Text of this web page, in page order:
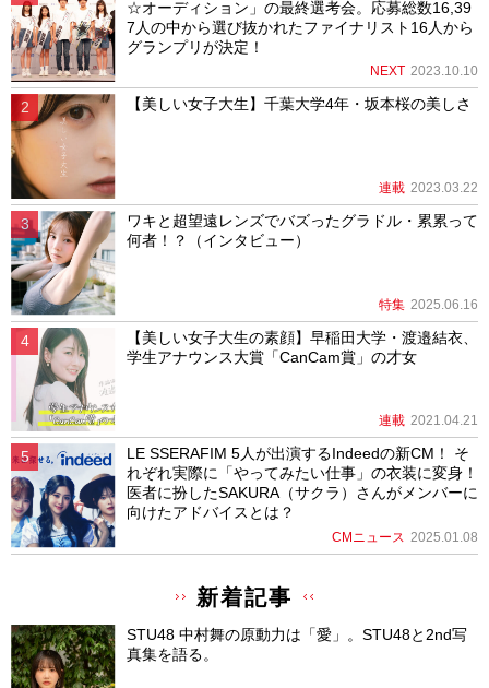
☆オーディション」の最終選考会。応募総数16,39
7人の中から選び抜かれたファイナリスト16人から
グランプリが決定！
NEXT 2023.10.10
【美しい女子大生】千葉大学4年・坂本桜の美しさ
連載 2023.03.22
ワキと超望遠レンズでバズったグラドル・累累って
何者！？（インタビュー）
特集 2025.06.16
【美しい女子大生の素顔】早稲田大学・渡邉結衣、
学生アナウンス大賞「CanCam賞」の才女
連載 2021.04.21
LE SSERAFIM 5人が出演するIndeedの新CM！ そ
れぞれ実際に「やってみたい仕事」の衣装に変身！
医者に扮したSAKURA（サクラ）さんがメンバーに
向けたアドバイスとは？
CMニュース 2025.01.08
新着記事
STU48 中村舞の原動力は「愛」。STU48と2nd写
真集を語る。